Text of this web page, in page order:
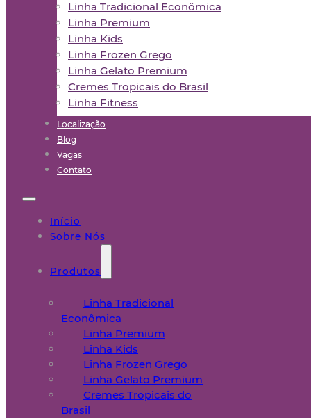
Linha Tradicional Econômica
Linha Premium
Linha Kids
Linha Frozen Grego
Linha Gelato Premium
Cremes Tropicais do Brasil
Linha Fitness
Localização
Blog
Vagas
Contato
Início
Sobre Nós
Produtos
Linha Tradicional
Econômica
Linha Premium
Linha Kids
Linha Frozen Grego
Linha Gelato Premium
Cremes Tropicais do
Brasil